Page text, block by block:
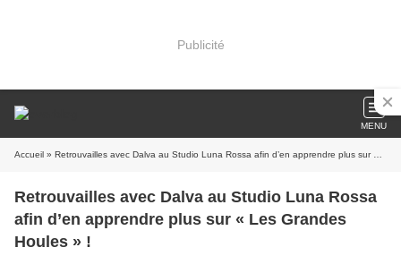
Publicité
MENU
Accueil » Retrouvailles avec Dalva au Studio Luna Rossa afin d’en apprendre plus sur « Les Grandes Houles » !
Retrouvailles avec Dalva au Studio Luna Rossa
afin d’en apprendre plus sur « Les Grandes
Houles » !